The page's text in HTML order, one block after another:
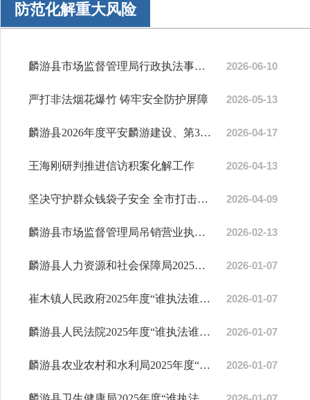
防范化解重大风险
麟游县市场监督管理局行政执法事项清单（新增） 2026-06-10
严打非法烟花爆竹 铸牢安全防护屏障 2026-05-13
麟游县2026年度平安麟游建设、第32个法治宣传月暨“4·15”全民国家安全教育日集中... 2026-04-17
王海刚研判推进信访积案化解工作 2026-04-13
坚决守护群众钱袋子安全 全市打击治理电信网络诈骗犯罪工作现场会召开 2026-04-09
麟游县市场监督管理局吊销营业执照行政处罚决定书送达公告 2026-02-13
麟游县人力资源和社会保障局2025年度“谁执法谁普法”履职情况报告 2026-01-07
崔木镇人民政府2025年度“谁执法谁普法”履职情况报告 2026-01-07
麟游县人民法院2025年度“谁执法谁普法”履职情况报告 2026-01-07
麟游县农业农村和水利局2025年度“谁执法谁普法”履职情况报告 2026-01-07